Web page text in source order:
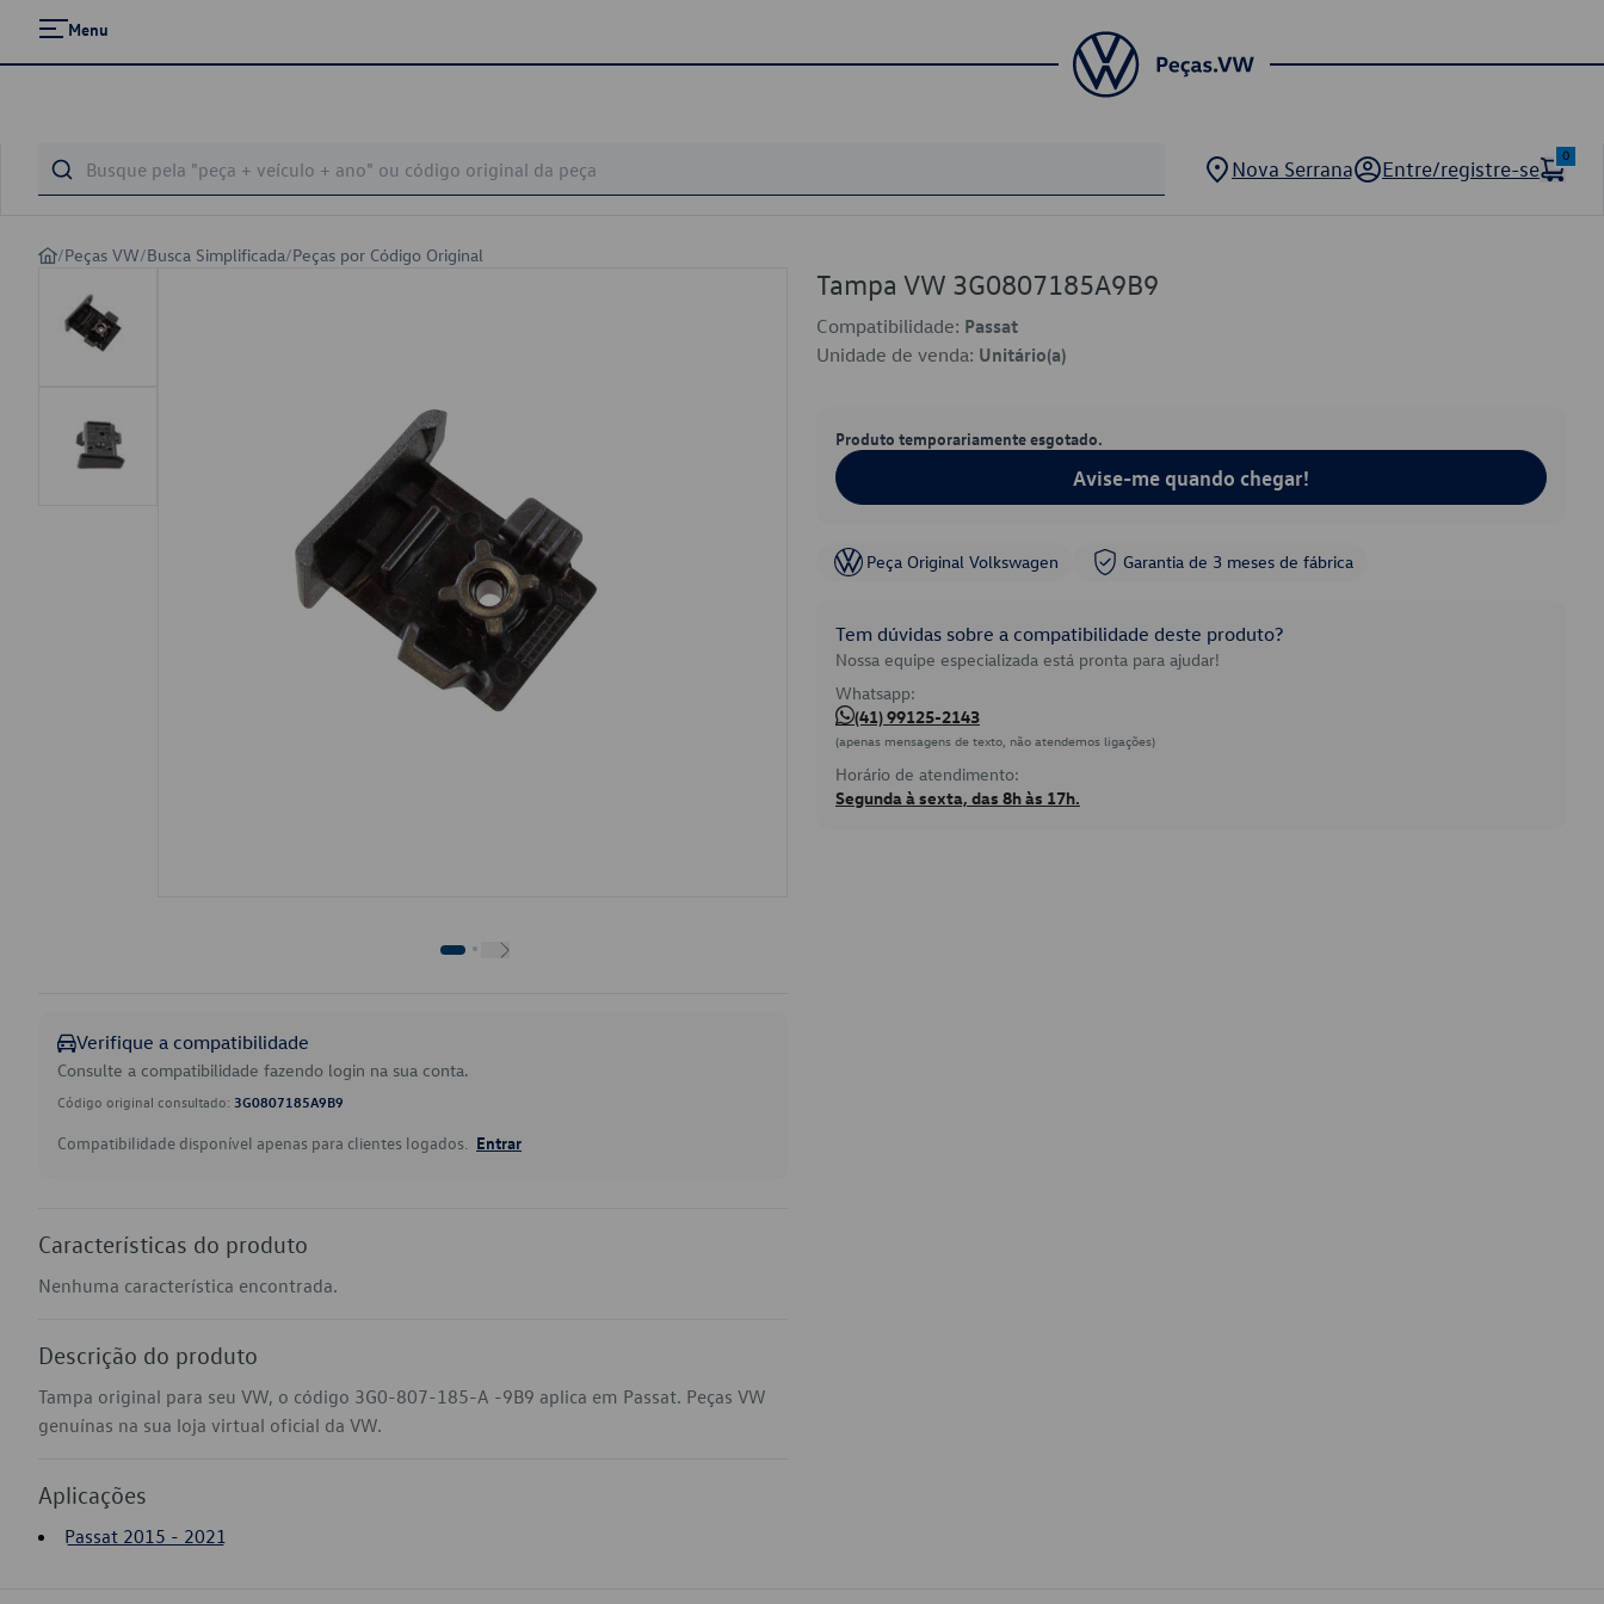
Menu
Nova Serrana Entre/registre-se
0
/Peças VW/Busca Simplificada/Peças por Código Original
Verifique a compatibilidade
Consulte a compatibilidade fazendo login na sua conta.
Código original consultado: 3G0807185A9B9
Compatibilidade disponível apenas para clientes logados. Entrar
Características do produto
Nenhuma característica encontrada.
Descrição do produto
Tampa original para seu VW, o código 3G0-807-185-A -9B9 aplica em Passat. Peças VW
genuínas na sua loja virtual oficial da VW.
Aplicações
Passat 2015 - 2021
Tampa VW 3G0807185A9B9
Compatibilidade: Passat
Unidade de venda: Unitário(a)
Produto temporariamente esgotado.
Avise-me quando chegar!
Peça Original Volkswagen Garantia de 3 meses de fábrica
Tem dúvidas sobre a compatibilidade deste produto?
Nossa equipe especializada está pronta para ajudar!
Whatsapp:
(41) 99125-2143
(apenas mensagens de texto, não atendemos ligações)
Horário de atendimento:
Segunda à sexta, das 8h às 17h.